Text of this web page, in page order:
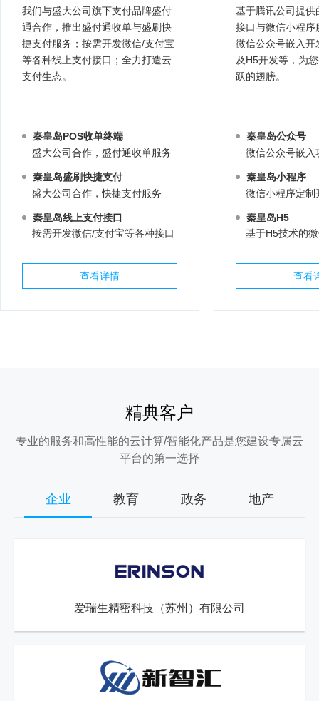
我们与盛大公司旗下支付品牌盛付
通合作，推出盛付通收单与盛刷快
捷支付服务；按需开发微信/支付宝
等各种线上支付接口；全力打造云
支付生态。
秦皇岛POS收单终端
盛大公司合作，盛付通收单服务
秦皇岛盛刷快捷支付
盛大公司合作，快捷支付服务
秦皇岛线上支付接口
按需开发微信/支付宝等各种接口
查看详情
基于腾讯公司提供
接口与微信小程序
微信公众号嵌入开
及H5开发等，为
跃的翅膀。
秦皇岛公众号
微信公众号嵌入
秦皇岛小程序
微信小程序定制
秦皇岛H5
基于H5技术的
查看
精典客户
专业的服务和高性能的云计算/智能化产品是您建设专属云
平台的第一选择
企业 教育 政务 地产
爱瑞生精密科技（苏州）有限公司